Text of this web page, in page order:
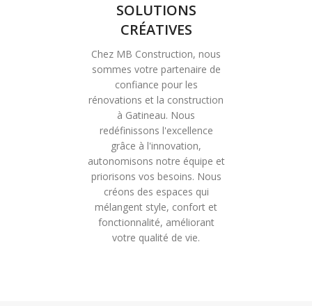
SOLUTIONS
CRÉATIVES
Chez MB Construction, nous
sommes votre partenaire de
confiance pour les
rénovations et la construction
à Gatineau. Nous
redéfinissons l'excellence
grâce à l'innovation,
autonomisons notre équipe et
priorisons vos besoins. Nous
créons des espaces qui
mélangent style, confort et
fonctionnalité, améliorant
votre qualité de vie.